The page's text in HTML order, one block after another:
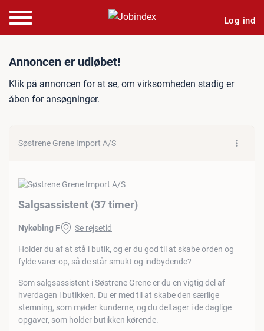
Log ind
Jobannonce:
Annoncen er udløbet!
Klik på annoncen for at se, om virksomheden stadig er
åben for ansøgninger.
Søstrene Grene Import A/S
Salgsassistent (37 timer)
Nykøbing F Se rejsetid
Holder du af at stå i butik, og er du god til at skabe orden og
fylde varer op, så de står smukt og indbydende?
Som salgsassistent i Søstrene Grene er du en vigtig del af
hverdagen i butikken. Du er med til at skabe den særlige
stemning, som møder kunderne, og du deltager i de daglige
opgaver, som holder butikken kørende.